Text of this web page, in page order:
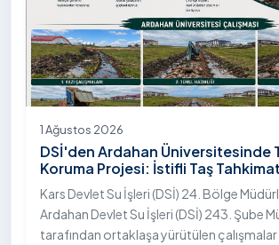
1 Ağustos 2026
DSİ'den Ardahan Üniversitesinde
Koruma Projesi: İstifli Taş
Çalışmaları Tamamlandı
Kars Devlet Su İşleri (DSİ) 24. Bölge
Ardahan Devlet Su İşleri (DSİ) 243. Şube
tarafından ortaklaşa yürütülen çalışmalar